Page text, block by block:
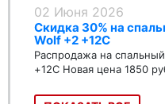
02 Июня 2026
Скидка 30% на
Wolf +2 +12C
Распродажа на
+12C Новая цена 1850